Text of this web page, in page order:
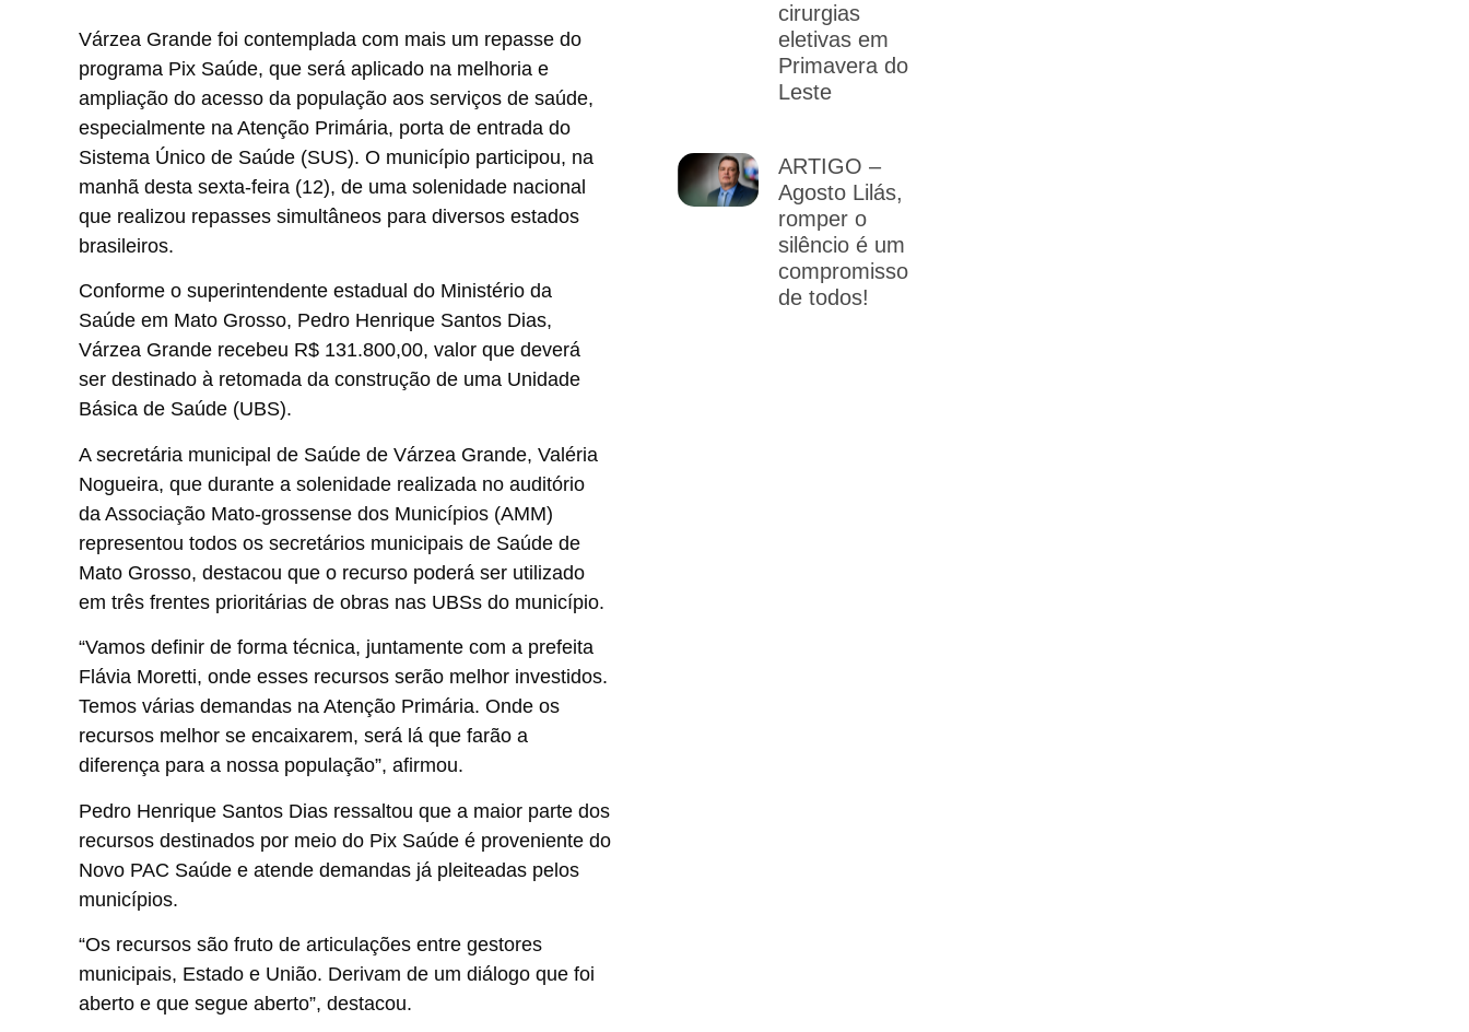
Várzea Grande foi contemplada com mais um repasse do
programa Pix Saúde, que será aplicado na melhoria e
ampliação do acesso da população aos serviços de saúde,
especialmente na Atenção Primária, porta de entrada do
Sistema Único de Saúde (SUS). O município participou, na
manhã desta sexta-feira (12), de uma solenidade nacional
que realizou repasses simultâneos para diversos estados
brasileiros.
Conforme o superintendente estadual do Ministério da
Saúde em Mato Grosso, Pedro Henrique Santos Dias,
Várzea Grande recebeu R$ 131.800,00, valor que deverá
ser destinado à retomada da construção de uma Unidade
Básica de Saúde (UBS).
A secretária municipal de Saúde de Várzea Grande, Valéria
Nogueira, que durante a solenidade realizada no auditório
da Associação Mato-grossense dos Municípios (AMM)
representou todos os secretários municipais de Saúde de
Mato Grosso, destacou que o recurso poderá ser utilizado
em três frentes prioritárias de obras nas UBSs do município.
“Vamos definir de forma técnica, juntamente com a prefeita
Flávia Moretti, onde esses recursos serão melhor investidos.
Temos várias demandas na Atenção Primária. Onde os
recursos melhor se encaixarem, será lá que farão a
diferença para a nossa população”, afirmou.
Pedro Henrique Santos Dias ressaltou que a maior parte dos
recursos destinados por meio do Pix Saúde é proveniente do
Novo PAC Saúde e atende demandas já pleiteadas pelos
municípios.
“Os recursos são fruto de articulações entre gestores
municipais, Estado e União. Derivam de um diálogo que foi
aberto e que segue aberto”, destacou.
cirurgias
eletivas em
Primavera do
Leste
ARTIGO –
Agosto Lilás,
romper o
silêncio é um
compromisso
de todos!